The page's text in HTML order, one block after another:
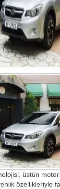
üstün motor
özellikleriyle